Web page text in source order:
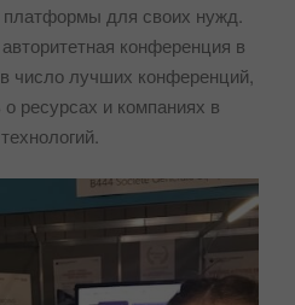
для своих нужд.
конференция в
число лучших конференций,
ресурсах и компаниях в